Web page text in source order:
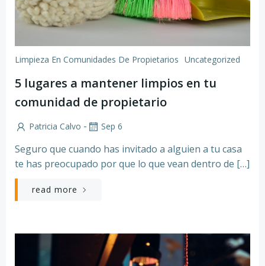
Limpieza En Comunidades De Propietarios Uncategorized
5 lugares a mantener limpios en tu
comunidad de propietario
Patricia Calvo - Sep 6
Seguro que cuando has invitado a alguien a tu casa
te has preocupado por que lo que vean dentro de […]
read more